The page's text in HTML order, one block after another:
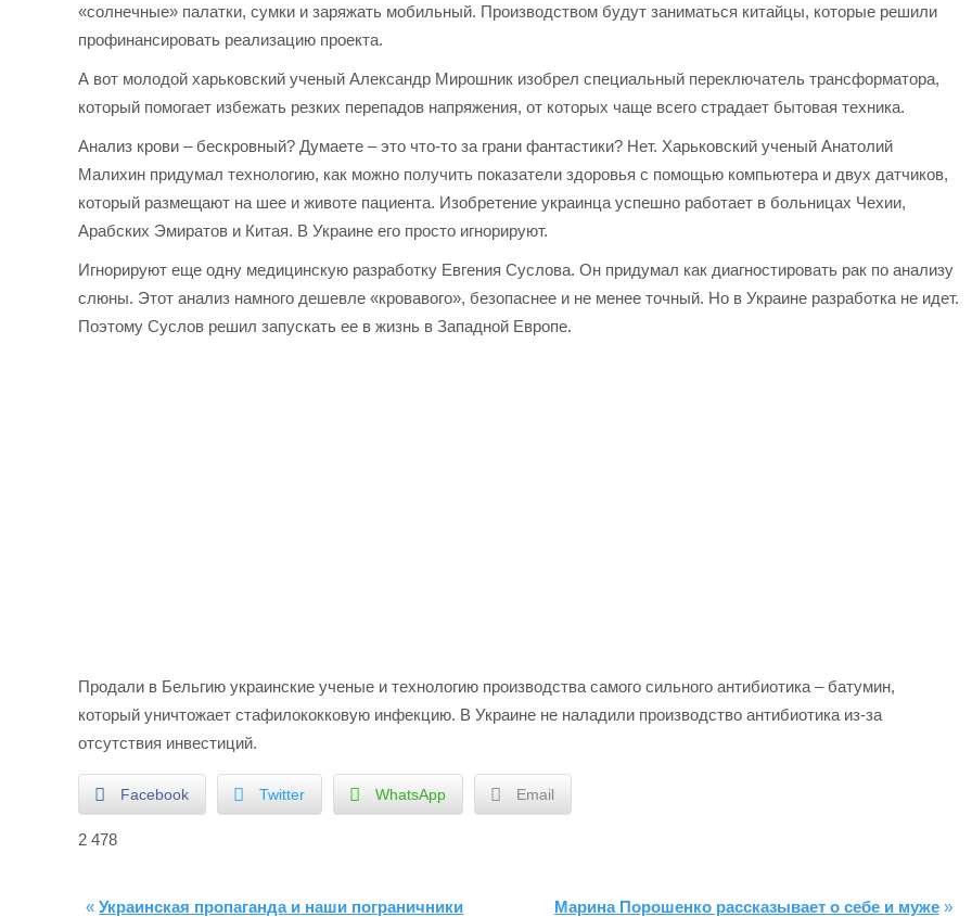
«солнечные» палатки, сумки и заряжать мобильный. Производством будут заниматься китайцы, которые решили
профинансировать реализацию проекта.
А вот молодой харьковский ученый Александр Мирошник изобрел специальный переключатель трансформатора,
который помогает избежать резких перепадов напряжения, от которых чаще всего страдает бытовая техника.
Анализ крови – бескровный? Думаете – это что-то за грани фантастики? Нет. Харьковский ученый Анатолий
Малихин придумал технологию, как можно получить показатели здоровья с помощью компьютера и двух датчиков,
который размещают на шее и животе пациента. Изобретение украинца успешно работает в больницах Чехии,
Арабских Эмиратов и Китая. В Украине его просто игнорируют.
Игнорируют еще одну медицинскую разработку Евгения Суслова. Он придумал как диагностировать рак по анализу
слюны. Этот анализ намного дешевле «кровавого», безопаснее и не менее точный. Но в Украине разработка не идет.
Поэтому Суслов решил запускать ее в жизнь в Западной Европе.
Продали в Бельгию украинские ученые и технологию производства самого сильного антибиотика – батумин,
который уничтожает стафилококковую инфекцию. В Украине не наладили производство антибиотика из-за
отсутствия инвестиций.
Facebook Twitter WhatsApp Email
2 478
«Украинская пропаганда и наши пограничники Марина Порошенко рассказывает о себе и муже»